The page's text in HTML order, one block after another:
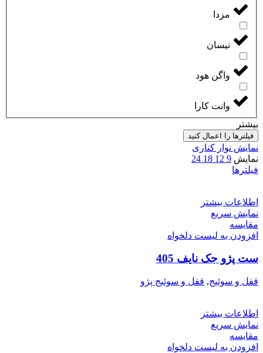
مزدا
نیسان
واگن هود
وانت کارا
بیشتر
فیلترها را اعمال کنید
نمایش نوار کناری
نمایش 9
12
18
24
فیلترها
اطلاعات بیشتر
نمایش سریع
مقایسه
افزودن به لیست دلخواه
ست پژو جک نایف 405
قفل و سوئیج, قفل و سوئیج پژو
اطلاعات بیشتر
نمایش سریع
مقایسه
افزودن به لیست دلخواه